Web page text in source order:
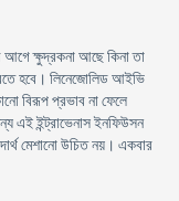
ক্ষুদ্রকনা আছে কিনা তা
হবে। লিনেজোলিড আইভি
বিরূপ প্রভাব না ফেলে
এই ইন্ট্রাভেনাস ইনফিউসন
মেশানো উচিত নয়। একবার